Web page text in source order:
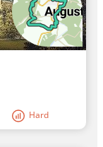
Hard